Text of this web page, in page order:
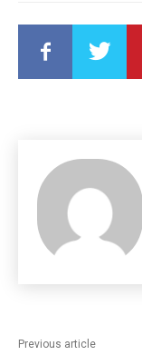
Previous article